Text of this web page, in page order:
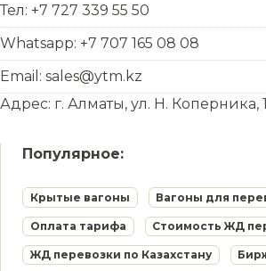
Тел: +7 727 339 55 50
Whatsapp: +7 707 165 08 08
Email: sales@ytm.kz
Адрес: г. Алматы, ул. Н. Коперника,
Популярное:
Крытые вагоны Вагоны для
Оплата тарифа Стоимость ЖД
ЖД перевозки по Казахстану